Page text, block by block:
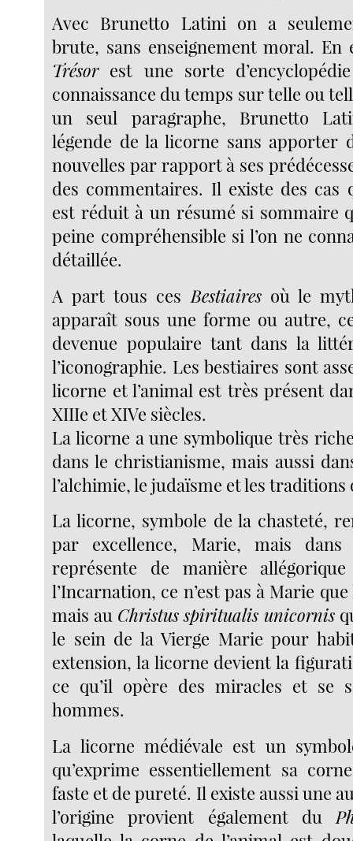
Avec Brunetto Latini on a
brute, sans enseignement moral.
Trésorest une sorte
connaissance du temps sur telle ou
un seul paragraphe, Brunetto
légende de la licorne sans apporter
nouvelles par rapport à ses
des commentaires. Il existe des cas
est réduit à un résumé si sommaire
peine compréhensible si l’on ne
détaillée.
A part tous ces Bestiairesoù le
apparaît sous une forme ou autre,
devenue populaire tant dans la
l’iconographie. Les bestiaires sont
licorne et l’animal est très présent
XIIIe et XIVe siècles.
La licorne a une symbolique très
dans le christianisme, mais aussi
l’alchimie, le judaïsme et les
La licorne, symbole de la chasteté,
par excellence, Marie, mais
représente de manière
l’Incarnation, ce n’est pas à Marie
mais au Christus spiritualis unicornis
le sein de la Vierge Marie pour
extension, la licorne devient la
ce qu’il opère des miracles et se
hommes.
La licorne médiévale est un
qu’exprime essentiellement sa
faste et de pureté. Il existe aussi une
l’origine provient également du